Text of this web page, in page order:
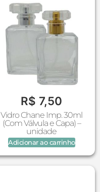
R$ 7,50
Vidro Chane Imp. 30ml
(Com Válvula e Capa) –
unidade
Adicionar ao carrinho